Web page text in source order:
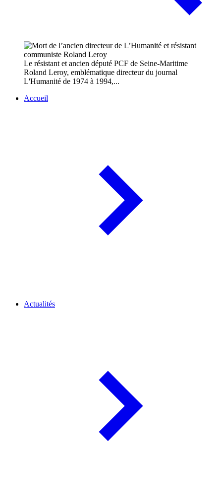
Le résistant et ancien député PCF de Seine-Maritime
Roland Leroy, emblématique directeur du journal
L'Humanité de 1974 à 1994,...
Accueil
Actualités